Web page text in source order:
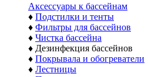
Аксессуары к бассейнам
♦ Подстилки и тенты
♦ Фильтры для бассейнов
♦ Чистка бассейна
♦ Дезинфекция бассейнов
♦ Покрывала и обогреватели
♦ Лестницы